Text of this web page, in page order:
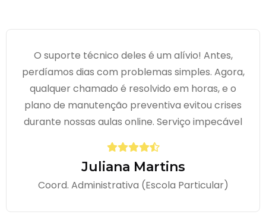
O suporte técnico deles é um alívio! Antes,
perdíamos dias com problemas simples. Agora,
qualquer chamado é resolvido em horas, e o
plano de manutenção preventiva evitou crises
durante nossas aulas online. Serviço impecável
Juliana Martins
Coord. Administrativa (Escola Particular)